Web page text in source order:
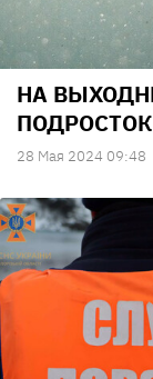
НА
ПОДРОСТОК
28 Мая 2024 09:48